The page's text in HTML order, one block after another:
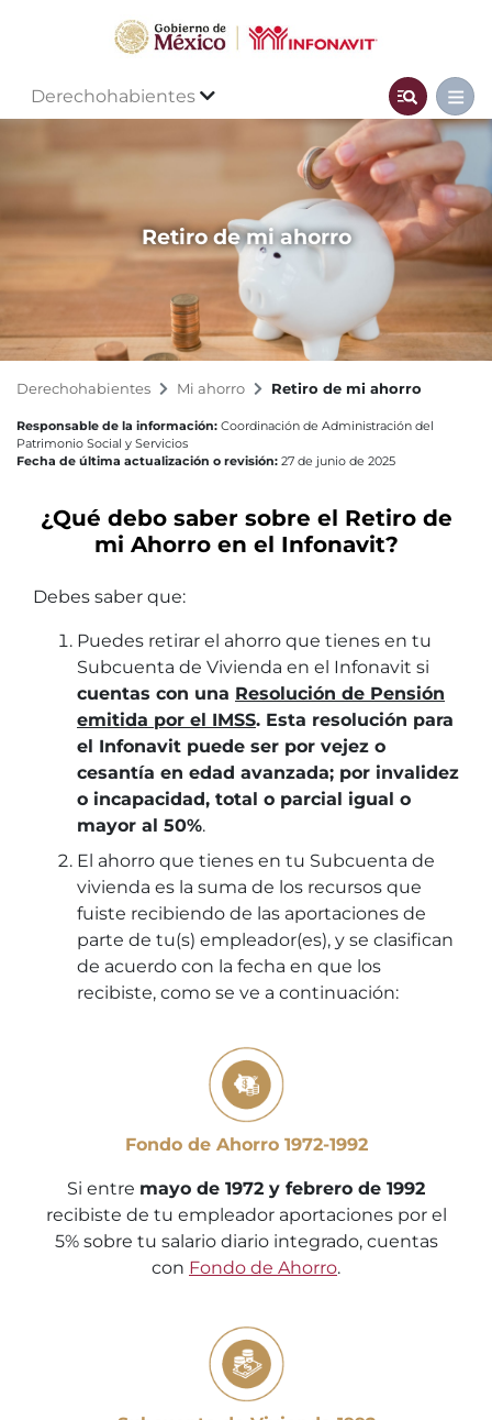
Derechohabientes
Retiro de mi ahorro
Derechohabientes Mi ahorro Retiro de mi ahorro
Responsable de la información: Coordinación de Administración del
Patrimonio Social y Servicios
Fecha de última actualización o revisión: 27 de junio de 2025
¿Qué debo saber sobre el Retiro de
mi Ahorro en el Infonavit?
Debes saber que:
Puedes retirar el ahorro que tienes en tu
Subcuenta de Vivienda en el Infonavit si
cuentas con una Resolución de Pensión
emitida por el IMSS. Esta resolución para
el Infonavit puede ser por vejez o
cesantía en edad avanzada; por invalidez
o incapacidad, total o parcial igual o
mayor al 50%.
El ahorro que tienes en tu Subcuenta de
vivienda es la suma de los recursos que
fuiste recibiendo de las aportaciones de
parte de tu(s) empleador(es), y se clasifican
de acuerdo con la fecha en que los
recibiste, como se ve a continuación:
Fondo de Ahorro 1972-1992
Si entre mayo de 1972 y febrero de 1992
recibiste de tu empleador aportaciones por el
5% sobre tu salario diario integrado, cuentas
con Fondo de Ahorro.